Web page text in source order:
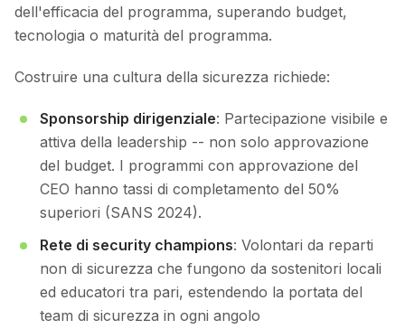
dell'efficacia del programma, superando budget,
tecnologia o maturità del programma.
Costruire una cultura della sicurezza richiede:
Sponsorship dirigenziale: Partecipazione visibile e
attiva della leadership -- non solo approvazione
del budget. I programmi con approvazione del
CEO hanno tassi di completamento del 50%
superiori (SANS 2024).
Rete di security champions: Volontari da reparti
non di sicurezza che fungono da sostenitori locali
ed educatori tra pari, estendendo la portata del
team di sicurezza in ogni angolo